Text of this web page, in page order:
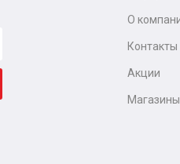
О
Контакты
Акции
Магазины